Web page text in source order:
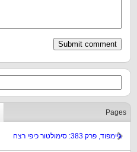
Pages
גיימפוד, פרק 383: סימולטור כיפי רצח